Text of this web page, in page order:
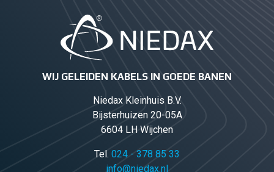
WIJ GELEIDEN KABELS IN GOEDE BANEN
Niedax Kleinhuis B.V.
Bijsterhuizen 20-05A
6604 LH Wijchen
Tel. 024 - 378 85 33
info@niedax.nl